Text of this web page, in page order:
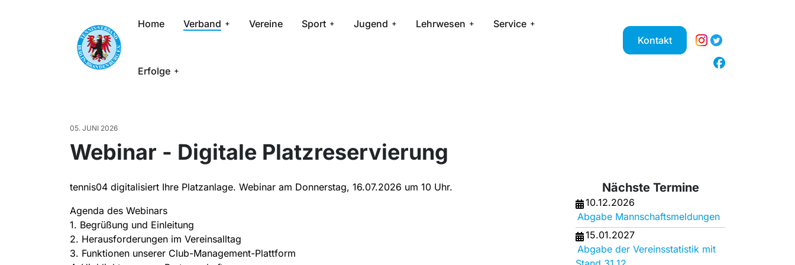
Home Verband Vereine Sport Jugend Lehrwesen Service
Erfolge
Kontakt
05. JUNI 2026
Webinar - Digitale Platzreservierung
tennis04 digitalisiert Ihre Platzanlage. Webinar am Donnerstag, 16.07.2026 um 10 Uhr.
Agenda des Webinars
1. Begrüßung und Einleitung
2. Herausforderungen im Vereinsalltag
3. Funktionen unserer Club-Management-Plattform
Nächste Termine
10.12.2026
Abgabe Mannschaftsmeldungen
15.01.2027
Abgabe der Vereinsstatistik mit